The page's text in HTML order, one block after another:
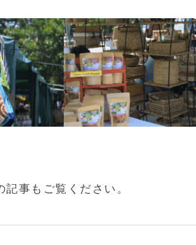
事もご覧ください。